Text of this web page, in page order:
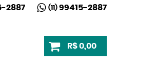
2887 (11)99415-2887
R$ 0,00